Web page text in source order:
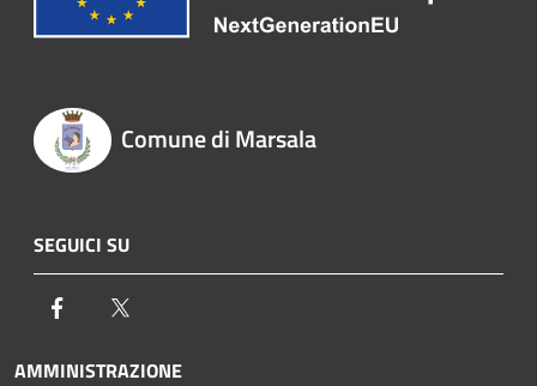
Comune di Marsala
SEGUICI SU
Facebook
AMMINISTRAZIONE